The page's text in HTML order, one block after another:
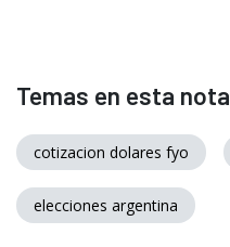
Temas en esta nota
cotizacion dolares fyo
elecciones argentina